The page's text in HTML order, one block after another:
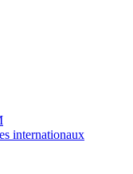
internationaux